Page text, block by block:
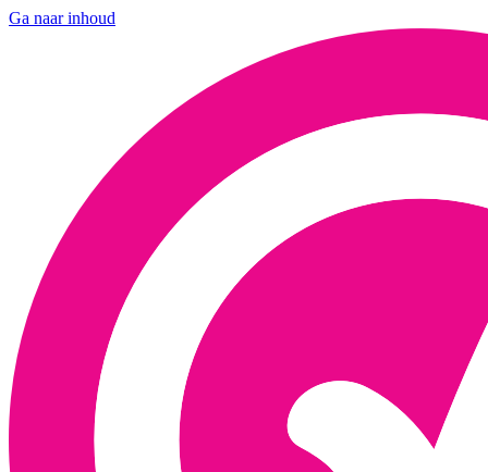
Ga naar inhoud